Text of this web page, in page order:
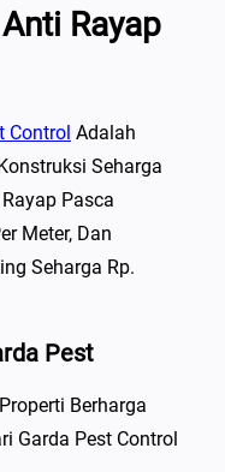
Rayap
Control Adalah
Seharga
Pasca
Meter, Dan
Seharga Rp.
Pest
Berharga
Garda Pest Control